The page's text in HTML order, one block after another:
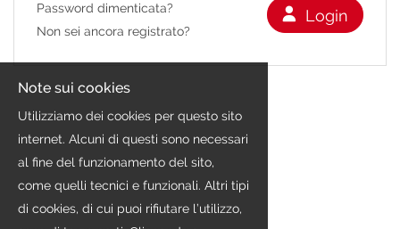
CV
Lingua
EN
FR
IT
Login
Password dimenticata?
Non sei ancora registrato?
Note sui cookies
Utilizziamo dei cookies per questo sito
internet. Alcuni di questi sono necessari
al fine del funzionamento del sito,
come quelli tecnici e funzionali. Altri tipi
di cookies, di cui puoi rifiutare l’utilizzo,